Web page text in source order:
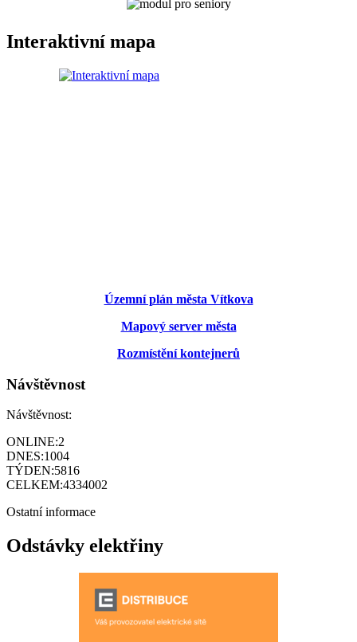
Interaktivní mapa
Územní plán města Vítkova
Mapový server města
Rozmístění kontejnerů
Návštěvnost
Návštěvnost:
ONLINE:2
DNES:1004
TÝDEN:5816
CELKEM:4334002
Ostatní informace
Odstávky elektřiny